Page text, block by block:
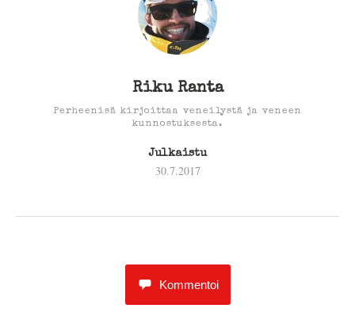
Riku Ranta
Perheenisä kirjoittaa veneilystä ja veneen
kunnostuksesta.
Julkaistu
30.7.2017
Kommentoi